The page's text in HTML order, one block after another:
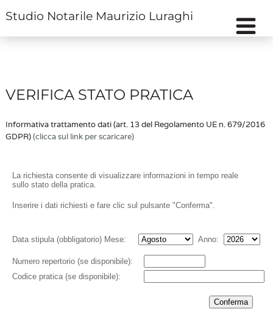
Studio Notarile Maurizio Luraghi
VERIFICA STATO PRATICA
Informativa trattamento dati (art. 13 del Regolamento UE n. 679/2016
GDPR)(clicca sul link per scaricare)